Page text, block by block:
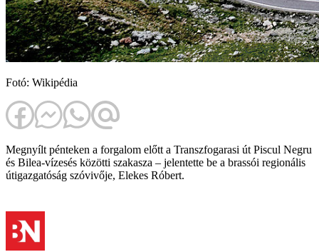
Fotó: Wikipédia
Megnyílt pénteken a forgalom előtt a Transzfogarasi út Piscul Negru
és Bilea-vízesés közötti szakasza – jelentette be a brassói regionális
útigazgatóság szóvivője, Elekes Róbert.